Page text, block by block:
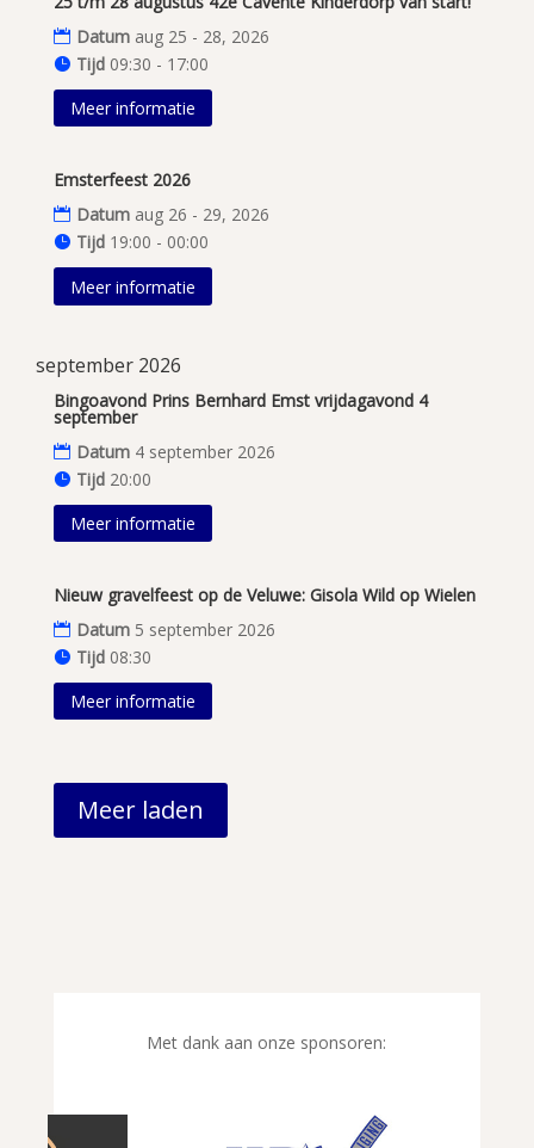
Datum aug 25 - 28, 2026
Tijd 09:30 - 17:00
Meer informatie
Emsterfeest 2026
Datum aug 26 - 29, 2026
Tijd 19:00 - 00:00
Meer informatie
september 2026
Bingoavond Prins Bernhard Emst vrijdagavond 4
september
Datum 4 september 2026
Tijd 20:00
Meer informatie
Nieuw gravelfeest op de Veluwe: Gisola Wild op Wielen
Datum 5 september 2026
Tijd 08:30
Meer informatie
Meer laden
Met dank aan onze sponsoren: